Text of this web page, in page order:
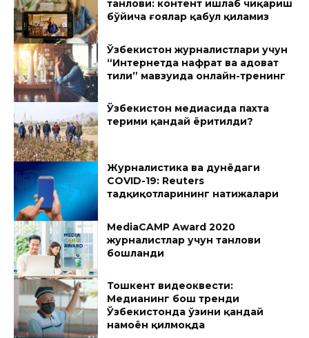
танлови: контент ишлаб чиқариш
бўйича ғоялар қабул қиламиз
Ўзбекистон журналистлари учун
“Интернетда нафрат ва адоват
тили” мавзуида онлайн-тренинг
Ўзбекистон медиасида пахта
терими қандай ёритилди?
Журналистика ва дунёдаги
COVID-19: Reuters
тадқиқотларининг натижалари
MediaCAMP Award 2020
журналистлар учун танлови
бошланди
Тошкент видеоквести:
Медианинг бош тренди
Ўзбекистонда ўзини қандай
намоён қилмоқда